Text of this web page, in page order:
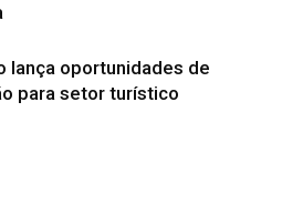
lança oportunidades de
para setor turístico